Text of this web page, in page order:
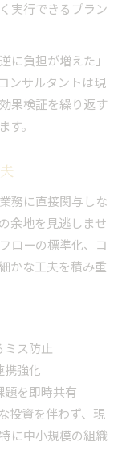
実行できるプラン
に負担が増えた」
ンサルタントは現
果検証を繰り返す
。
務に直接関与しな
余地を見逃しませ
ローの標準化、コ
かな工夫を積み重
ミス防止
携強化
題を即時共有
投資を伴わず、現
に中小規模の組織